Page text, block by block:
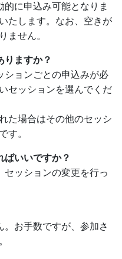
に申込み可能となりま
たします。なお、空きが
ません。
りますか？
ョンごとの申込みが必
セッションを選んでくだ
た場合はその他のセッシ
す。
いいですか？
セッションの変更を行っ
お手数ですが、参加さ